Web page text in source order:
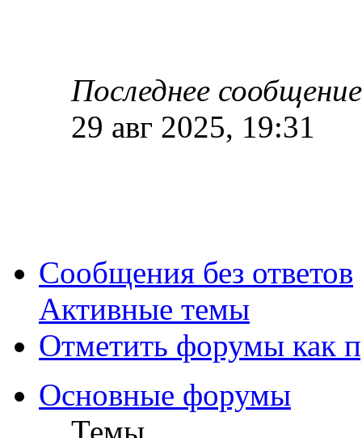
Последнее
29 авг 2025, 19:31
Сообщения без ответов
Активные темы
Отметить форумы как
Основные форумы